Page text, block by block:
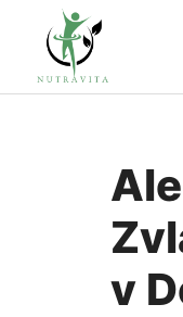
Přeskočit
obsah
v